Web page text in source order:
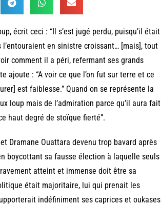
écrit ceci : “Il s’est jugé perdu, puisqu’il était
en sinistre croissant… [mais], tout
comment il a péri, refermant ses grands
ajoute : “A voir ce que l’on fut sur terre et ce
est faiblesse.” Quand on se représente la
loup mais de l’admiration parce qu’il aura fait
haut degré de stoïque fierté”.
Dramane Ouattara devenu trop bavard après
boycottant sa fausse élection à laquelle seuls
atteint et immense doit être sa
était majoritaire, lui qui prenait les
indéfiniment ses caprices et oukases